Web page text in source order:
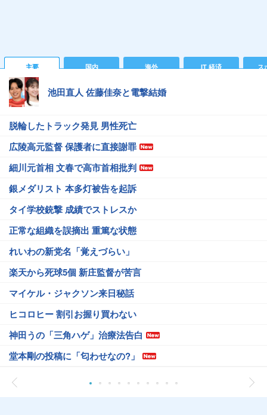
主要 国内 海外 IT 経済 ス
池田直人 佐藤佳奈と電撃結婚
脱輪したトラック発見 男性死亡
広陵高元監督 保護者に直接謝罪
細川元首相 文春で高市首相批判
銀メダリスト 本多灯被告を起訴
タイ学校銃撃 成績でストレスか
正常な組織を誤摘出 重篤な状態
れいわの新党名「覚えづらい」
楽天から死球5個 新庄監督が苦言
マイケル・ジャクソン来日秘話
ヒコロヒー 割引お握り買わない
神田うの「三角ハゲ」治療法告白
堂本剛の投稿に「匂わせなの?」